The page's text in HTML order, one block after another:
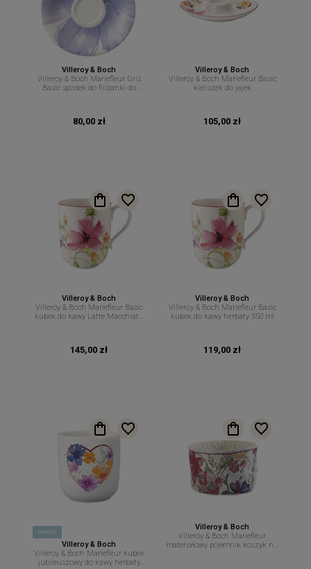
Villeroy & Boch
Villeroy & Boch Mariefleur Gris
Basic spodek do filiżanki do
80,00 zł
Villeroy & Boch
Villeroy & Boch Mariefleur Basic
kieliszek do jajek
105,00 zł
Villeroy & Boch
Villeroy & Boch Mariefleur Basic
kubek do kawy Latte Macchiato
145,00 zł
Villeroy & Boch
Villeroy & Boch Mariefleur Basic
kubek do kawy herbaty 350 ml
119,00 zł
nowość
Villeroy & Boch
Villeroy & Boch Mariefleur kubek
jubileuszowy do kawy herbaty
Villeroy & Boch
Villeroy & Boch Mariefleur
materiałowy pojemnik koszyk na